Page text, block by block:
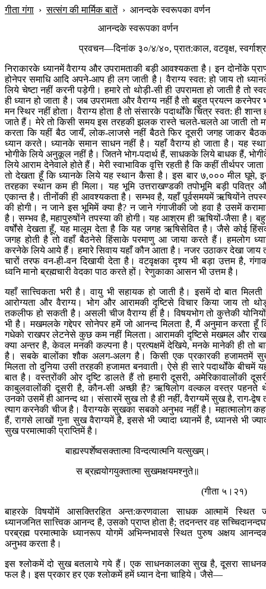
गीता गंगा ›सत्संग की मार्मिक बातें› आनन्दके स्वरूपका वर्णन
आनन्दके स्वरूपका वर्णन
प्रवचन—दिनांक ३०/४/४०, प्रात:काल, वटवृक्ष,
निराकारके ध्यानमें वैराग्य और उपरामताकी बड़ी आवश्यकता है। इन दोनोंके
होनेपर समाधि आदि अपने-आप ही लग जाती है। वैराग्य स्वत: हो जाय तो
लिये चेष्टा नहीं करनी पड़ेगी। हमारे तो थोड़ी-सी ही उपरामता हो जाती है तो
ही ध्यान हो जाता है। जब उपरामता और वैराग्य नहीं है तो बहुत प्रयत्न करनेपर
मन स्थिर नहीं होता। वैराग्य होता है तो संसारके पदार्थोंके चित्र स्वत: ही शान्त
जाते हैं। मेरे तो किसी समय इस तरहकी झलक रास्ते चलते-चलते आ जाती तो
करता कि यहीं बैठ जायँ, लोक-लाजसे नहीं बैठते फिर दूसरी जगह जाकर
ध्यान करते। ध्यानके समान साधन नहीं है। यहाँ वैराग्य हो जाता है। यह
भोगीके लिये अनुकूल नहीं है। जितने भोग-पदार्थ हैं, साधकके लिये बाधक हैं,
लिये आराम देनेवाले होते हैं। मेरी स्वाभाविक वृत्ति रहती है कि कहीं तीर्थपर जाता
तो देखता हूँ कि ध्यानके लिये यह स्थान कैसा है। इस बार ७,००० मील घूमे,
तरहका स्थान कम ही मिला। यह भूमि उत्तराखण्डकी तपोभूमि बड़ी पवित्र
एकान्त है। तीनोंकी ही आवश्यकता है। सम्भव है, यहाँ पूर्वसमयमें ऋषियोंने
की होगी। न जाने इस भूमिमें क्या है? न जाने गंगाजीकी जो हवा है उसमें
है। सम्भव है, महापुरुषोंने तपस्या की होगी। यह आश्रम ही ऋषियों-जैसा है।
वर्षोंसे देखता हूँ, यह मालूम देता है कि यह जगह ऋषिसेवित है। जैसे कोई
जगह होती है तो वहाँ बैठनेसे हिंसाके परमाणु आ जाया करते हैं। हमलोग
करनेके लिये आये हैं। हमारे सिवाय यहाँ कौन आता है। नजर उठाकर देखा जाय
चारों तरफ वन-ही-वन दिखायी देता है। वटवृक्षका दृश्य भी बड़ा उत्तम है,
ध्वनि मानो ब्रह्मचारी वेदका पाठ करते हों। रेणुकाका आसन भी उत्तम है।
यहाँ सात्त्विकता भरी है। वायु भी सहायक हो जाती है। इसमें दो बात मिलती
आरोग्यता और वैराग्य। भोग और आरामकी दृष्टिसे विचार किया जाय तो
तकलीफ हो सकती है। असली चीज वैराग्य ही है। विषयभोग तो कुत्तेकी
भी है। मखमलके गद्देपर सोनेपर हमें जो आनन्द मिलता है, मैं अनुमान करता हूँ
गधेको राखपर लेटनेसे कुछ कम नहीं मिलता। आरामकी दृष्टिसे मखमल और
क्या अन्तर है, केवल मनकी कल्पना है। प्रत्यक्षमें देखिये, मनके मानेकी ही तो
है। सबके बालोंका शौक अलग-अलग है। किसी एक प्रकारकी हजामतमें
मिलता तो दुनिया उसी तरहकी हजामत बनवाती। ऐसे ही सारे पदार्थोंके बीचमें
बात है। वस्त्रोंकी ओर दृष्टि डालते हैं तो हमारी दूसरी, अमेरिकावालोंकी
काबुलवालोंकी दूसरी है, कौन-सी अच्छी है? ऋषिलोग वल्कल वस्त्र पहनते
उनको उसमें ही आनन्द था। संसारमें सुख तो है ही नहीं, वैराग्यमें सुख है, राग-द्वेष
त्याग करनेकी चीज है। वैराग्यके सुखका सबको अनुभव नहीं है। महात्मालोग
हैं, रागसे लाखों गुना सुख वैराग्यमें है, इससे भी ज्यादा ध्यानमें है, ध्यानसे भी
सुख परमात्माकी प्राप्तिमें है।
बाह्यस्पर्शेष्वसक्तात्मा विन्दत्यात्मनि यत्सुखम्।
स ब्रह्मयोगयुक्तात्मा सुखमक्षयमश्नुते॥
(गीता ५।२१)
बाहरके विषयोंमें आसक्तिरहित अन्त:करणवाला साधक आत्मामें स्थित
ध्यानजनित सात्त्विक आनन्द है, उसको प्राप्त होता है; तदनन्तर वह
परब्रह्म परमात्माके ध्यानरूप योगमें अभिन्नभावसे स्थित पुरुष अक्षय
अनुभव करता है।
इस श्लोकमें दो सुख बतलाये गये हैं। एक साधनकालका सुख है, दूसरा
फल है। इस प्रकार हर एक श्लोकमें हमें ध्यान देना चाहिये। जैसे—